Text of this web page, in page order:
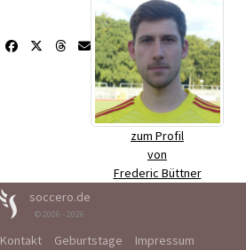
zum Profil
von
Frederic Büttner
soccero.de
© 2006 - 2026
Kontakt Geburtstage
Impressum